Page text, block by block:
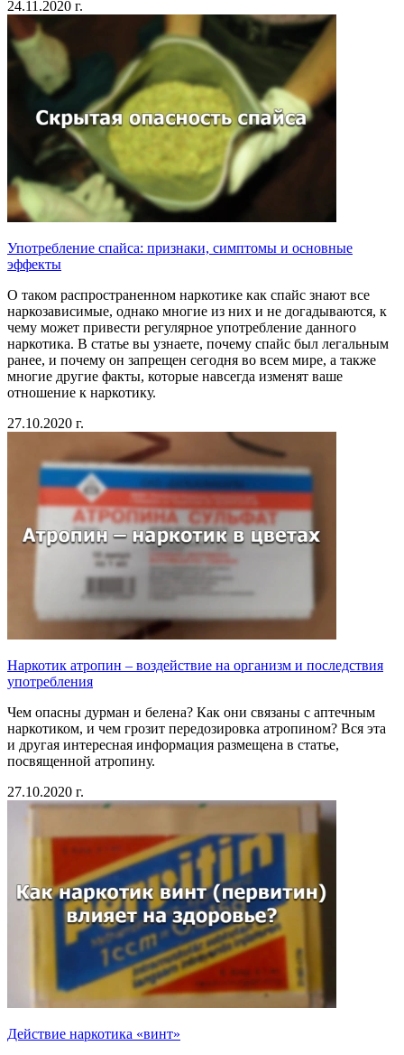
24.11.2020 г.
Употребление спайса: признаки, симптомы и основные
эффекты
О таком распространенном наркотике как спайс знают все
наркозависимые, однако многие из них и не догадываются, к
чему может привести регулярное употребление данного
наркотика. В статье вы узнаете, почему спайс был легальным
ранее, и почему он запрещен сегодня во всем мире, а также
многие другие факты, которые навсегда изменят ваше
отношение к наркотику.
27.10.2020 г.
Наркотик атропин – воздействие на организм и последствия
употребления
Чем опасны дурман и белена? Как они связаны с аптечным
наркотиком, и чем грозит передозировка атропином? Вся эта
и другая интересная информация размещена в статье,
посвященной атропину.
27.10.2020 г.
Действие наркотика «винт»